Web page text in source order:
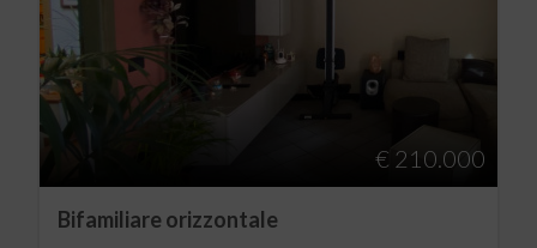
€ 210.000
Bifamiliare orizzontale